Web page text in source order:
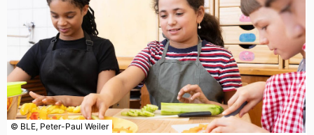
© BLE, Peter-Paul Weiler